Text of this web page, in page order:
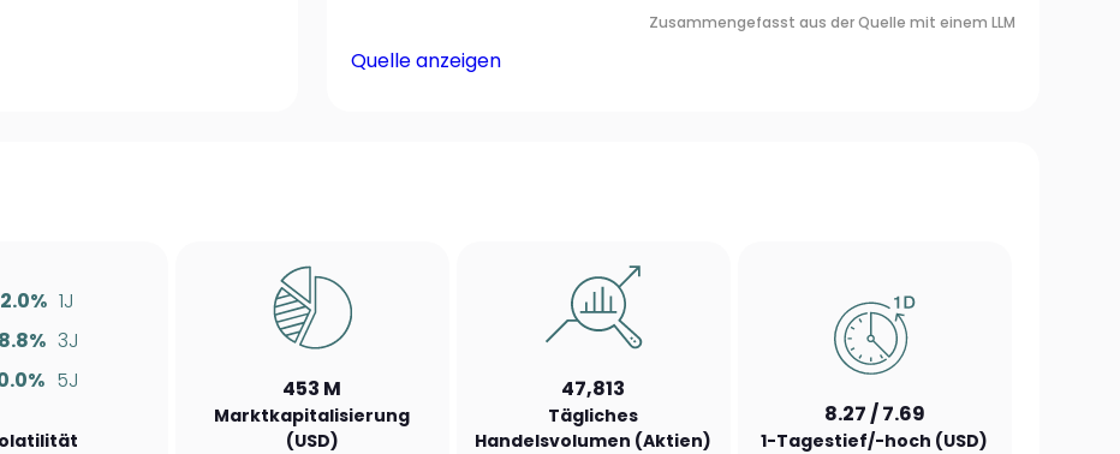
Zusammengefasst aus der Quelle mit einem LLM
Quelle anzeigen
1J
3J
5J 453 M
Marktkapitalisierung
(USD)
47,813
Tägliches
Handelsvolumen (Aktien)
8.27 / 7.69
1-Tagestief/-hoch (USD)